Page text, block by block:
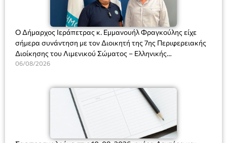
Ο Δήμαρχος Ιεράπετρας κ. Εμμανουήλ Φραγκούλης είχε
σήμερα συνάντηση με τον Διοικητή της 7ης Περιφερειακής
Διοίκησης του Λιμενικού Σώματος – Ελληνικής
Ακτοφυλακής (Λ.Σ.-ΕΛ.ΑΚΤ.), Αρχιπλοίαρχο Λ.Σ. κ. Ιωάννη
06/08/2026